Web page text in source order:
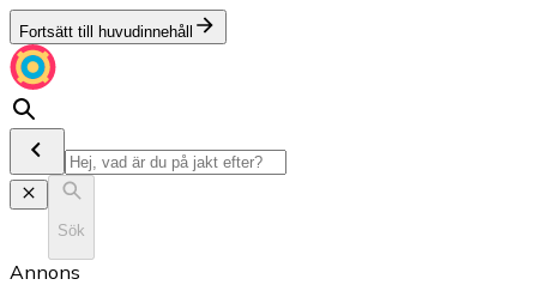
Fortsätt till huvudinnehåll
Sök
Annons